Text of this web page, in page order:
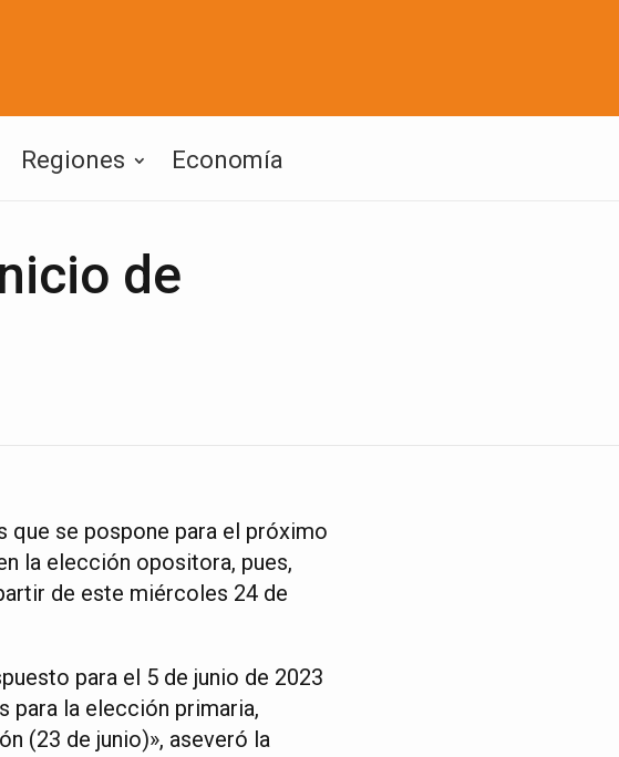
Regiones Economía
de
que se pospone para el próximo
la elección opositora, pues,
de este miércoles 24 de
para el 5 de junio de 2023
para la elección primaria,
(23 de junio)», aseveró la